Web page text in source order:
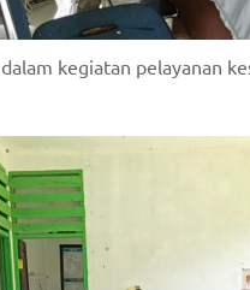
kegiatan pelayanan